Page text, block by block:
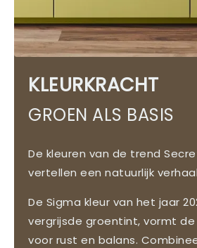
KLEURKRACHT
GROEN ALS BASIS
De kleuren van de trend
vertellen een natuurlijk
De Sigma kleur van het jaar
vergrijsde groentint, vormt
voor rust en balans.